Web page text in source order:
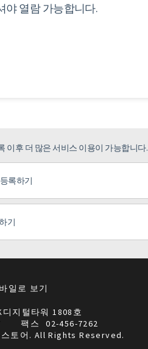
야 열람 가능합니다.
이후 더 많은 서비스 이용이 가능합니다.
록하기
기
일로 보기
지털타워 1808호
팩스
02-456-7262
토어. All Rights Reserved.